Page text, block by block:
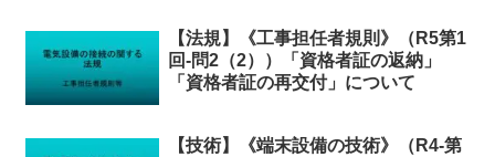
【法規】《工事担任者規則》（R5第1
回-問2（2））「資格者証の返納」
「資格者証の再交付」について
【技術】《端末設備の技術》（R4-第